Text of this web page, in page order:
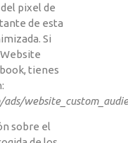
pixel de
de esta
Si
tienes
sobre el